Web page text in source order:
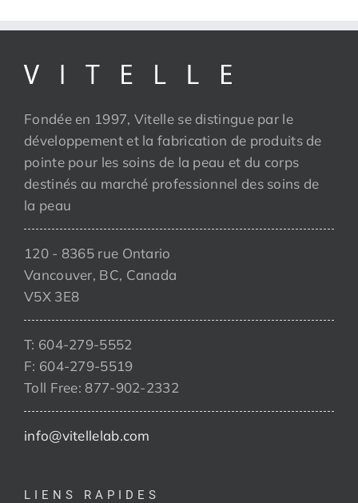
Fondée en 1997, Vitelle se distingue par le
développement et la fabrication de produits de
pointe pour les soins de la peau et du corps
destinés au marché professionnel des soins de
la peau
120 - 8365 rue Ontario
Vancouver, BC, Canada
V5X 3E8
T: 604-279-5552
F: 604-279-5519
Toll Free: 877-902-2332
info@vitellelab.com
LIENS RAPIDES